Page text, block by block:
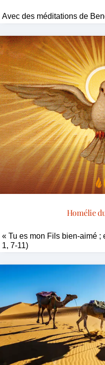
Avec des méditations de
Homélie
« Tu es mon Fils bien-aimé ;
1, 7-11)